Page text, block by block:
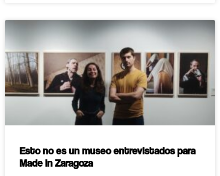
Esto no es un museo entrevistados para
Made In Zaragoza